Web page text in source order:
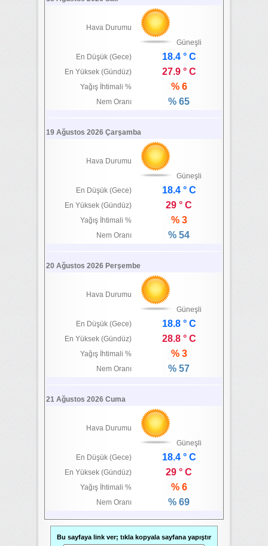
Hava Durumu
Güneşli
En Düşük (Gece)
18.4 ° C
En Yüksek (Gündüz) 27.9 ° C
Yağış İhtimali % % 6
Nem Oranı % 65
19 Ağustos 2026 Çarşamba
Hava Durumu
Güneşli
En Düşük (Gece)
18.4 ° C
En Yüksek (Gündüz) 29 ° C
Yağış İhtimali % % 3
Nem Oranı % 54
20 Ağustos 2026 Perşembe
Hava Durumu
Güneşli
En Düşük (Gece)
18.8 ° C
En Yüksek (Gündüz) 28.8 ° C
Yağış İhtimali % % 3
Nem Oranı % 57
21 Ağustos 2026 Cuma
Hava Durumu
Güneşli
En Düşük (Gece)
18.4 ° C
En Yüksek (Gündüz) 29 ° C
Yağış İhtimali % % 6
Nem Oranı % 69
Bu sayfaya link ver; tıkla kopyala sayfana yapıştır